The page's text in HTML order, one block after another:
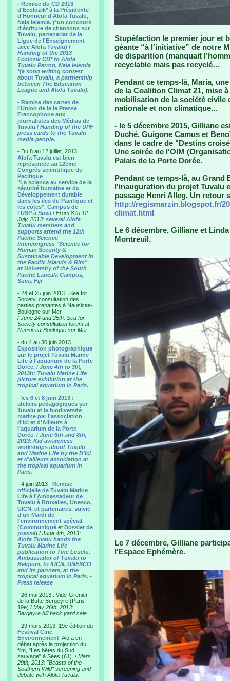
- Remise du CD 2013
d'Ecolozik* à la Présidente
d'Honneur d'Alofa Tuvalu,
Nala Ielemia. (*un concours
d'écriture de chansons sur
Tuvalu, partenariat de la
Ligue de l'Enseignement
avec Alofa Tuvalu) /
Handing of the 2013
Ecolozik CD* to Alofa
Tuvalu Patron, Nala Ielemia
*(a song writing contest
about Tuvalu, a partnership
between The Education
League and Alofa Tuvalu).
- Remise des cartes de
l'Union de la la Presse
Francophone aux
journalistes des Médias de
Tuvalu / Handing of the UPF
press cards to the Tuvalu
media people.
- Du 8 au 12 juillet, 2013:
Alofa Tuvalu est bien
représentée au 12ème
Congrès scientifique du
Pacifique
"La science au service de la
sécurité humaine et du
Développement durable
dans les îles du Pacifique et
les côtes", Campus de
l'USP à Suva / From 8 to 12
July, 2013: several Alofa
Tuvalu members and
supports attend the 12th
Pacific Science
Intercongress "Science for
Human Security &
Sustainable Development in
the Pacific Islands & Rim"
at University of the South
Pacific Laucala Campus,
Suva, Fiji
- 24 et 25 juin 2013 : Sea for
Society, consultation des
parties prenantes à Nausicaa-
Boulogne sur Mer
/ June 24 and 25th: Sea for
Society consultation forum at
Nausicaa-Boulogne sur Mer.
- du 4 au 30 juin 2013 :
Exposition photographique
sur le projet Tuvalu Marine
Life à l'aquarium de la Porte
Dorée. / June 4th to 30t,
2013h: Tuvalu Marine Life
picture exhibition at the
tropical aquarium in Paris.
- les 6 et 8 juin 2013 :
ateliers pédagogiques sur
Tuvalu et la biodiversité
marine par l'association
d'Ici et d'Ailleurs à
l'aquarium de la Porte
Dorée. / June 6th and 8th,
2013: Kid awareness
workshops about Tuvalu
and Marine Life by the D'Ici
et d'ailleurs association at
the tropical aquarium in
Paris.
- 4 juin 2013 : Remise
officielle de Tuvalu Marine
Life à l'Ambassadeur de
Tuvalu à Bruxelles, Unesco,
UICN, et partenaires, suivie
d'un Mardi de
l'environnement spécial . -
(Communiqué et Dossier de
presse) / June 4th, 2013:
Alofa Tuvalu hands the
Tuvalu Marine Life
publication to Tine Leuelu,
Ambassador of Tuvalu to
Belgium, to IUCN, UNESCO
and its partners, at the
tropical aquarium in Paris. -
Press release
- 26 mai 2013 : Vide-Grenier
de la Butte Bergeyre (Paris
19e) / May 26th, 2013:
Bergeyre hill back yard sale.
- 29 mars 2013: 19e édition du
Festival Ciné
Environnement , Alofa en
débat après la projection du
film, "Les bêtes du Sud
sauvage" à Sées (61). / Mars
29th, 2013: "Beasts of the
Southern Wild" screening and
debate with Alofa Tuvalu.
Stupéfaction le premier jour et
géante “à l'initiative” de notre
de disparition (manquait
recyclable mais pas recyclé…
Pendant ce temps-là, Maria,
de la Coalition Climat 21, mise
mobilisation de la société
nationale et non climatique...
- le 5 décembre 2015, Gilliane
Duché, Guigone Camus et
dans le cadre de "Destins
Une soirée de l'OIM
Palais de la Porte Dorée.
Pendant ce temps-là, au
l'inauguration du projet Tuvalu
passage Henri Alleg. Un retour
http://regismarzin.blogspot.fr/
climat.html
Le 6 décembre, Gilliane et
Montreuil.
Le 7 décembre, Gilliane
l'Espace Ephémère.